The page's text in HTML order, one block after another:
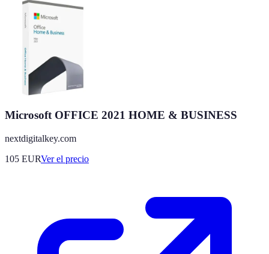
Microsoft OFFICE 2021 HOME & BUSINESS
nextdigitalkey.com
105 EURVer el precio